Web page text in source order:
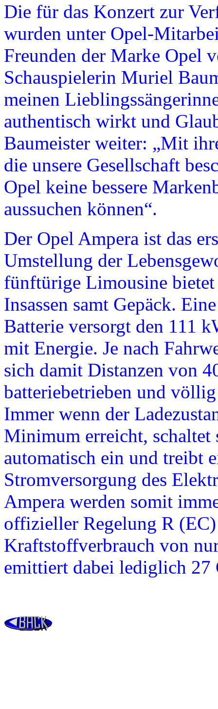
Die für das Konzert zur
wurden unter Opel-
Freunden der Marke Opel
Schauspielerin Muriel
meinen
authentisch wirkt und
Baumeister weiter: „Mit
die unsere Gesellschaft
Opel keine bessere
aussuchen können“.
Der Opel Ampera ist das
Umstellung der
fünftürige Limousine
Insassen samt Gepäck.
Batterie versorgt den 111
mit Energie. Je nach
sich damit Distanzen von
batteriebetrieben und
Immer wenn der
Minimum erreicht, schaltet
automatisch ein und treibt
Stromversorgung des
Ampera werden somit
offizieller Regelung R
Kraftstoffverbrauch von
emittiert dabei lediglich 27